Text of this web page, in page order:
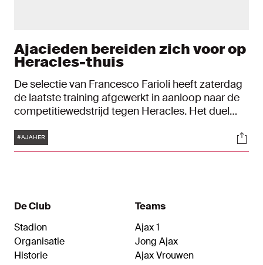
Ajacieden bereiden zich voor op
Heracles-thuis
De selectie van Francesco Farioli heeft zaterdag
de laatste training afgewerkt in aanloop naar de
competitiewedstrijd tegen Heracles. Het duel
uur in de Johan Cruijff ArenA.
Tags
#AJAHER
De Club
Stadion
Organisatie
Historie
Teams
Ajax 1
Jong Ajax
Ajax Vrouwen